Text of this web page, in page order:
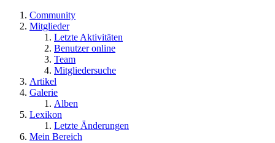
Community
Mitglieder
Letzte Aktivitäten
Benutzer online
Team
Mitgliedersuche
Artikel
Galerie
Alben
Lexikon
Letzte Änderungen
Mein Bereich